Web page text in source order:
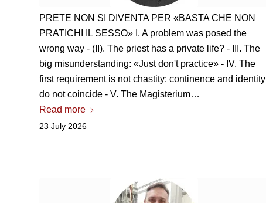
PRETE NON SI DIVENTA PER «BASTA CHE NON
PRATICHI IL SESSO» I . A problem was posed the
wrong way - (II). The priest has a private life? - III. The
big misunderstanding: «Just don't practice» - IV. The
first requirement is not chastity: continence and identity
do not coincide - V. The Magisterium…
Read more
23 July 2026